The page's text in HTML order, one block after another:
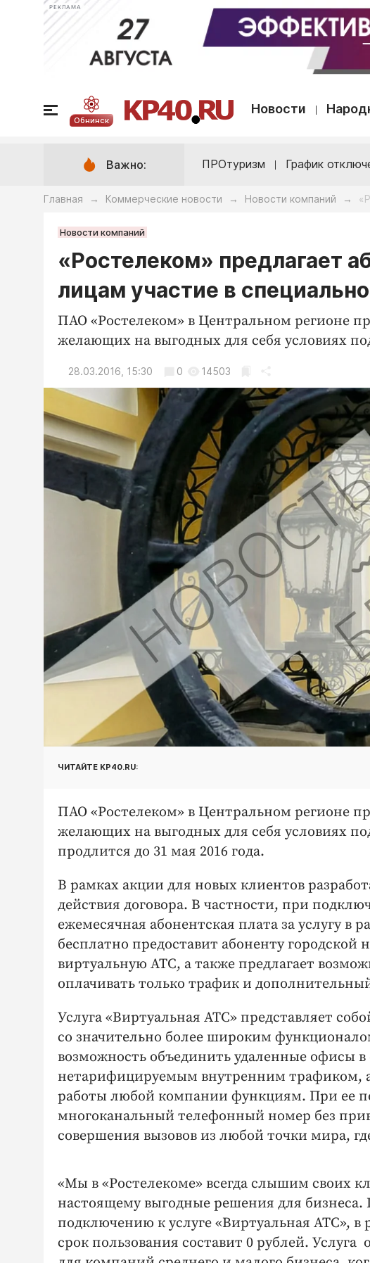
РЕКЛАМА
Обнинск
Новости
Важно: ПРОтуризм График
Главная → Коммерческие новости → Новости компаний →
Новости компаний
«Ростелеком» предлагает
лицам участие в
ПАО «Ростелеком» в Центральном регионе
желающих на выгодных для себя условиях
28.03.2016, 15:30 0 14503
ЧИТАЙТЕ KP40.RU:
ПАО «Ростелеком» в Центральном регионе
желающих на выгодных для себя условиях
продлится до 31 мая 2016 года.
В рамках акции для новых клиентов
действия договора. В частности, при
ежемесячная абонентская плата за услугу в
бесплатно предоставит абоненту городской
виртуальную АТС, а также предлагает
оплачивать только трафик и
Услуга «Виртуальная АТС» представляет
со значительно более широким
возможность объединить удаленные офисы
нетарифицируемым внутренним трафиком,
работы любой компании функциям. При ее
многоканальный телефонный номер без
совершения вызовов из любой точки мира,
«Мы в «Ростелекоме» всегда слышим своих
настоящему выгодные решения для
подключению к услуге «Виртуальная АТС», в
срок пользования составит 0 рублей.